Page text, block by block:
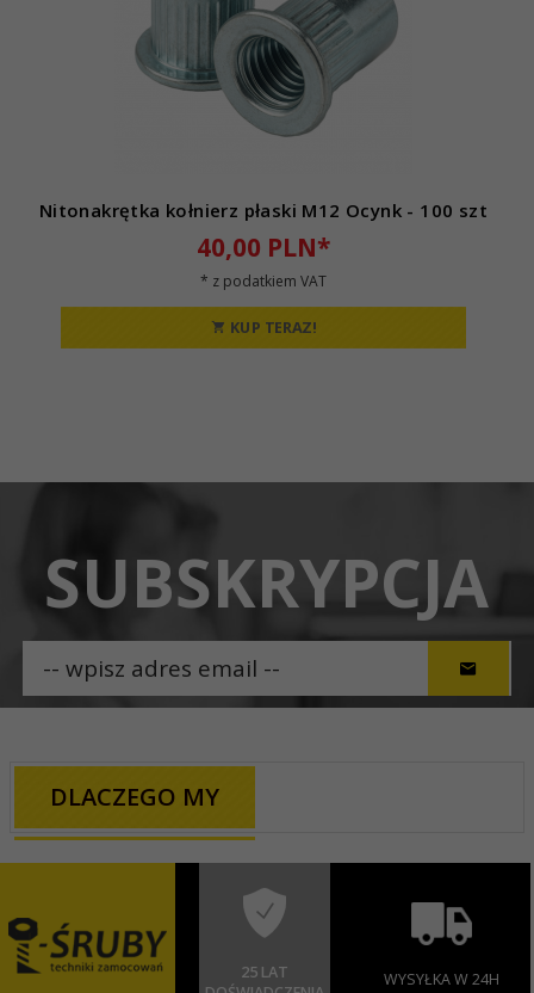
Nitonakrętka kołnierz płaski M12 Ocynk - 100 szt
40,00 PLN*
* z podatkiem VAT
KUP TERAZ!
SUBSKRYPCJA
DLACZEGO MY
25 LAT
WYSYŁKA W 24H